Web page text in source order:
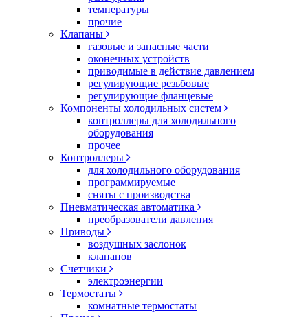
температуры
прочие
Клапаны
газовые и запасные части
оконечных устройств
приводимые в действие давлением
регулирующие резьбовые
регулирующие фланцевые
Компоненты холодильных систем
контроллеры для холодильного
оборудования
прочее
Контроллеры
для холодильного оборудования
программируемые
сняты с производства
Пневматическая автоматика
преобразователи давления
Приводы
воздушных заслонок
клапанов
Счетчики
электроэнергии
Термостаты
комнатные термостаты